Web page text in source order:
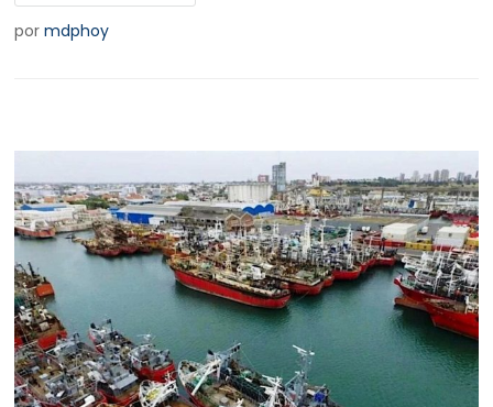
pormdphoy